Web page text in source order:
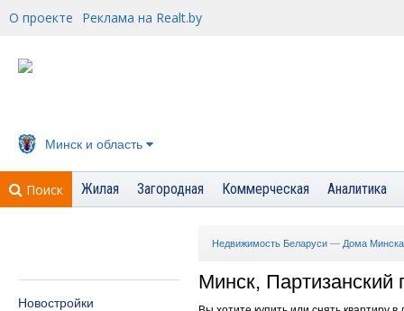
О проекте Реклама на Realt.by
Минск и область
Поиск Жилая Загородная Коммерческая Аналитика
Новостройки
Недвижимость Беларуси — Дома Минска
Минск, Партизанский